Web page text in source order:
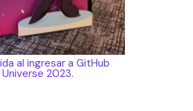
al ingresar a GitHub
Universe 2023.